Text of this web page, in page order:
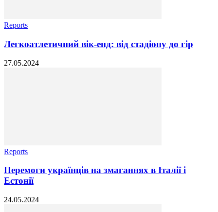
Reports
Легкоатлетичний вік-енд: від стадіону до гір
27.05.2024
Reports
Перемоги українців на змаганнях в Італії і
Естонії
24.05.2024